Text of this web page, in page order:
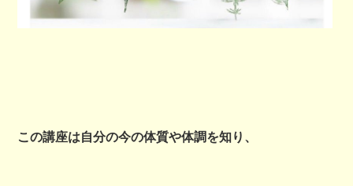
この講座は自分の今の体質や体調を知り、